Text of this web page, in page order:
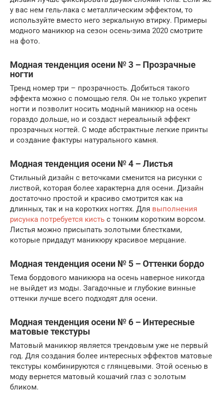
у вас нем гель-лака с металлическим эффектом, то
используйте вместо него зеркальную втирку. Примеры
модного маникюр на сезон осень-зима 2020 смотрите
на фото.
Модная тенденция осени № 3 – Прозрачные
ногти
Тренд номер три – прозрачность. Добиться такого
эффекта можно с помощью геля. Он не только укрепит
ногти и позволит носить модный маникюр на осень
гораздо дольше, но и создаст нереальный эффект
прозрачных ногтей. С моде абстрактные легкие принты
и создание фактуры натурального камня.
Модная тенденция осени № 4 – Листья
Стильный дизайн с веточками сменится на рисунки с
листвой, которая более характерна для осени. Дизайн
достаточно простой и красиво смотрится как на
длинных, так и на коротких ногтях. Для выполнения
рисунка потребуется кисть с тонким коротким ворсом.
Листья можно присыпать золотыми блестками,
которые придадут маникюру красивое мерцание.
Модная тенденция осени № 5 – Оттенки бордо
Тема бордового маникюра на осень наверное никогда
не выйдет из моды. Загадочные и глубокие винные
оттенки лучше всего подходят для осени.
Модная тенденция осени № 6 – Интересные
матовые текстуры
Матовый маникюр является трендовым уже не первый
год. Для создания более интересных эффектов матовые
текстуры комбинируются с глянцевыми. Этой осенью в
моду вернется матовый кошачий глаз с золотым
бликом.